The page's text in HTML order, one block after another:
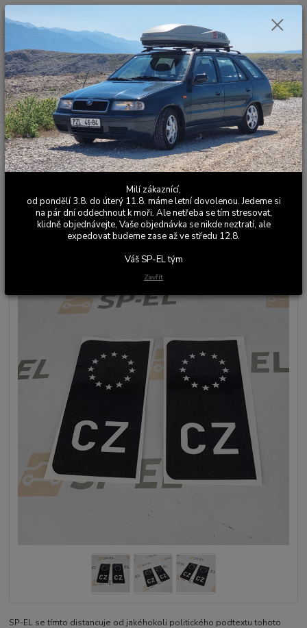
Menu
Hledat
Po - Pá 9:00 - 17:00
0,00 Kč
Úvod Univerzální autodoplňky
Srazová samolepka / Přelepka / Přelep na
SPZ / RZ / registrační značku - EU - černá - 2 ks pro auto, 1 ks pro moto
Srazová samolepka / Přelepka /
Přelep na SPZ / RZ / registrační
značku - EU - černá - 2 ks pro
auto, 1 ks pro moto
SP-EL se tímto distancuje od jakéhokoli politického podtextu tohoto
Milí zákaznící,
od pondělí 3.8. do úterý 11.8. máme letní dovolenou. Jedeme si
na pár dní oddechnout k moři. Ale netřeba se tím stresovat,
klidně objednávejte, Vaše objednávka se nikde neztratí, ale
expedovat budeme zase až ve středu 12.8.
Váš SP-EL tým
Zavřít